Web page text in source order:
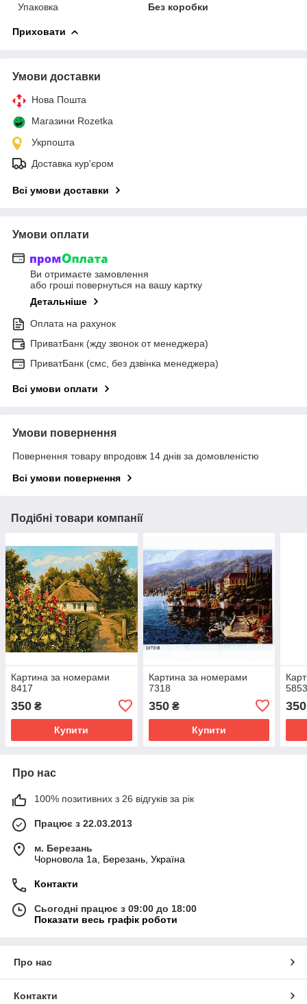
Упаковка
Без коробки
Приховати
Умови доставки
Нова Пошта
Магазини Rozetka
Укрпошта
Доставка кур'єром
Всі умови доставки
Умови оплати
Ви отримаєте замовлення
або гроші повернуться на вашу картку
Детальніше
Оплата на рахунок
ПриватБанк (жду звонок от менеджера)
ПриватБанк (смс, без дзвінка менеджера)
Всі умови оплати
Умови повернення
Повернення товару впродовж 14 днів за домовленістю
Всі умови повернення
Подібні товари компанії
Картина за номерами
8417
350 ₴
Купити
Картина за номерами
7318
350₴
Купити
350
Про нас
100% позитивних з 26 відгуків за рік
Працює з 22.03.2013
м. Березань
Чорновола 1а, Березань, Україна
Контакти
Сьогодні працює з 09:00 до 18:00
Показати весь графік роботи
Про нас
Контакти